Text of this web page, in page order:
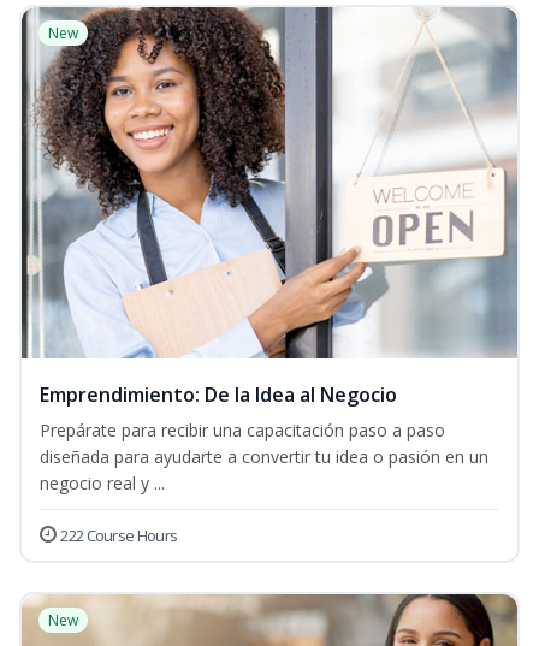
New
Emprendimiento: De la Idea al Negocio
Prepárate para recibir una capacitación paso a paso
diseñada para ayudarte a convertir tu idea o pasión en un
negocio real y ...
222 Course Hours
New